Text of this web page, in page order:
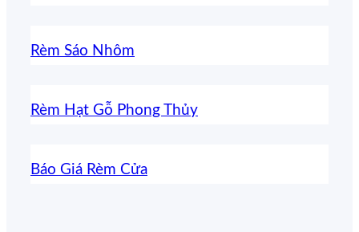
Rèm Sáo Nhôm
Rèm Hạt Gỗ Phong Thủy
Báo Giá Rèm Cửa